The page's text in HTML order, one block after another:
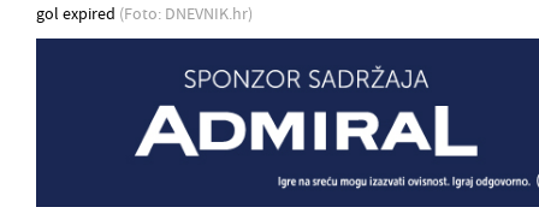
gol expired (Foto: DNEVNIK.hr)